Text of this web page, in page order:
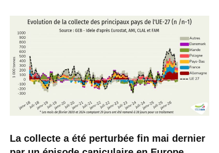
La collecte a été perturbée fin mai dernier